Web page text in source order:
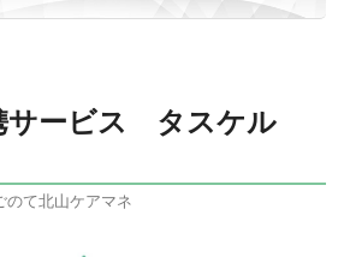
サービス タスケル
のて北山ケアマネ